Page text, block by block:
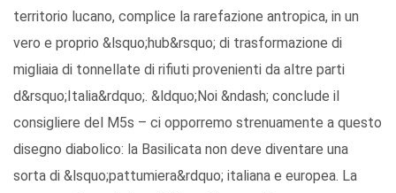
territorio lucano, complice la rarefazione antropica, in un
vero e proprio &lsquo;hub&rsquo; di trasformazione di
migliaia di tonnellate di rifiuti provenienti da altre parti
d&rsquo;Italia&rdquo;. &ldquo;Noi &ndash; conclude il
consigliere del M5s – ci opporremo strenuamente a questo
disegno diabolico: la Basilicata non deve diventare una
sorta di &lsquo;pattumiera&rdquo; italiana e europea. La